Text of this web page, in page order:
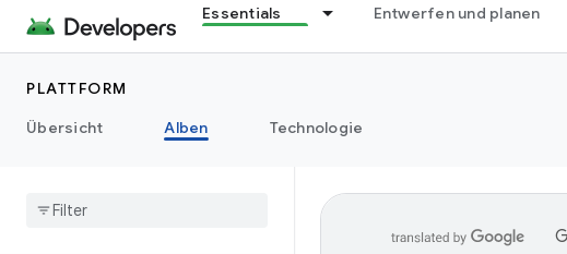
Essentials Entwerfen und planen
PLATTFORM
Übersicht
Alben Technologie